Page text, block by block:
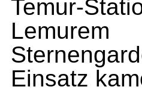
Temur-
Einsatz